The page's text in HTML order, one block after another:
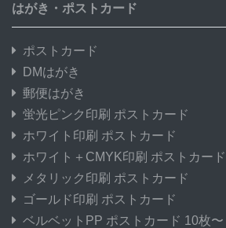
はがき・ポストカード
ポストカード
DMはがき
郵便はがき
蛍光ピンク印刷 ポストカード
ホワイト印刷 ポストカード
ホワイト＋CMYK印刷 ポストカード
メタリック印刷 ポストカード
ゴールド印刷 ポストカード
ベルベットPP ポストカード 10枚〜